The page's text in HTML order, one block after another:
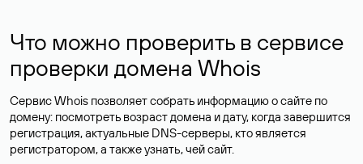
Что можно проверить в сервисе
проверки домена Whois
Сервис Whois позволяет собрать информацию о сайте по
домену: посмотреть возраст домена и дату, когда завершится
регистрация, актуальные DNS-серверы, кто является
регистратором, а также узнать, чей сайт.